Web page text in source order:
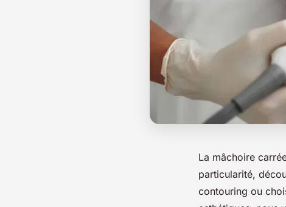
La mâchoire
particularité,
contouring ou